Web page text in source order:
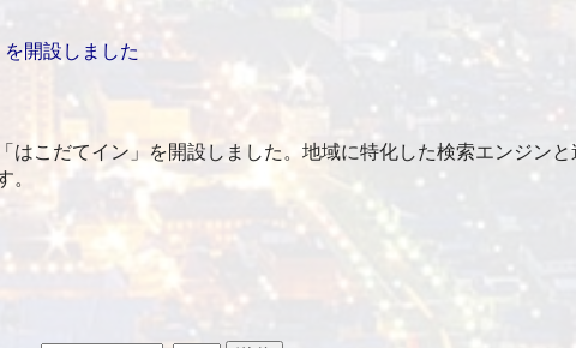
開設しました
はこだてイン」を開設しました。地域に特化した検索エンジンと
。